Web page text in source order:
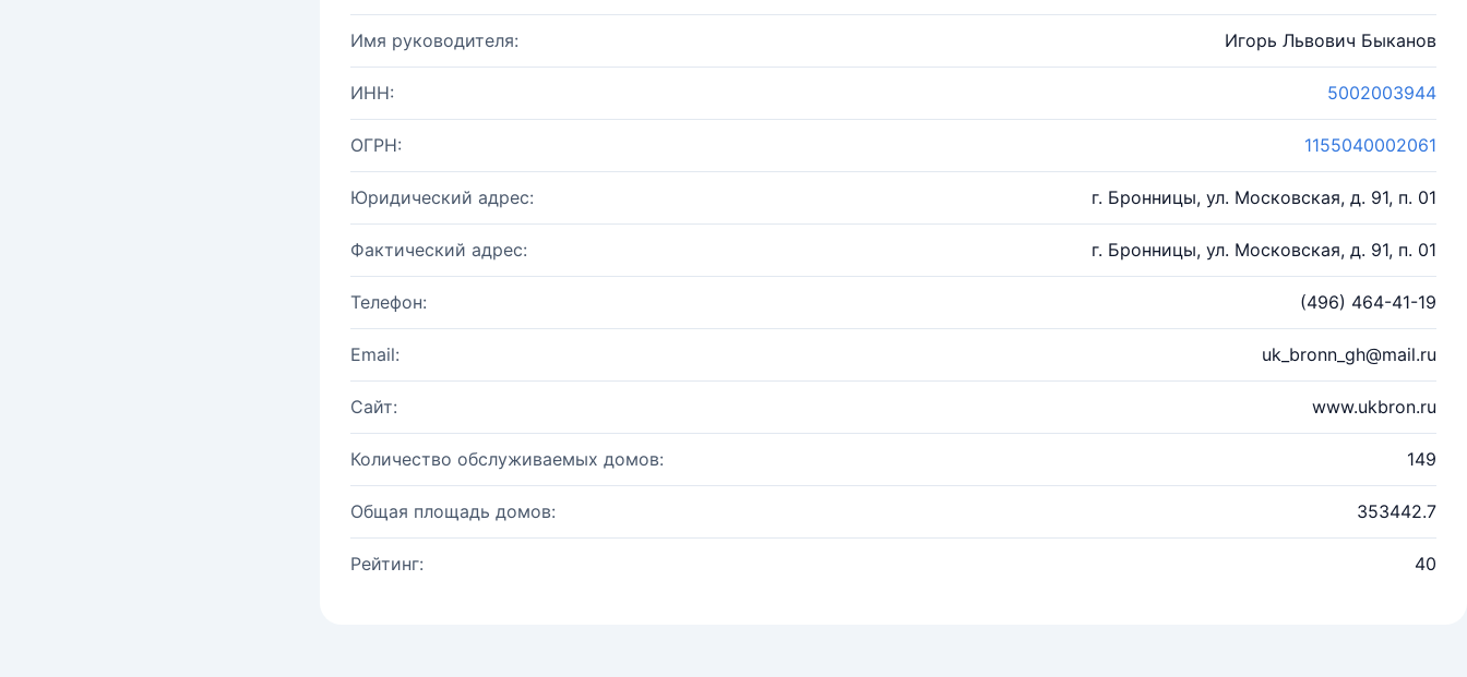
Имя руководителя: Игорь Львович Быканов
ИНН: 5002003944
ОГРН: 1155040002061
Юридический адрес: г. Бронницы, ул. Московская, д. 91, п. 01
Фактический адрес: г. Бронницы, ул. Московская, д. 91, п. 01
Телефон: (496) 464-41-19
Email: uk_bronn_gh@mail.ru
Сайт: www.ukbron.ru
Количество обслуживаемых домов: 149
Общая площадь домов: 353442.7
Рейтинг: 40